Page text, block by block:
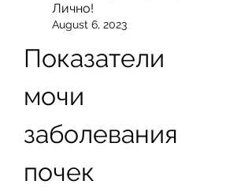
Лично!
August 6, 2023
Показатели
мочи
заболевания
почек